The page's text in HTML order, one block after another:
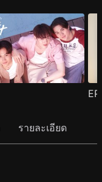
รายละเอียด